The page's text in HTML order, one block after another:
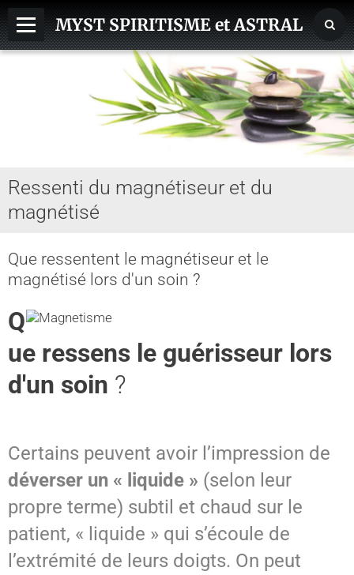
MYST SPIRITISME et ASTRAL
ASTRAL, SPHERES, TERRE
REINCARNATION
NDE - VOYAGE ASTRAL
CHAKRA - CORPS SUBTILS
GUERISSEURS - MAGNETISME
VOYANCE - DIVINATION
MAGIE
SPIRITISME - MESSAGES
Ressenti du magnétiseur et du
magnétisé
Que ressentent le magnétiseur et le
magnétisé lors d'un soin ?
Q
ue ressens le guérisseur lors
d'un soin ?
Certains peuvent avoir l’impression de
déverser un « liquide » (selon leur
propre terme) subtil et chaud sur le
patient, « liquide » qui s’écoule de
l’extrémité de leurs doigts. On peut